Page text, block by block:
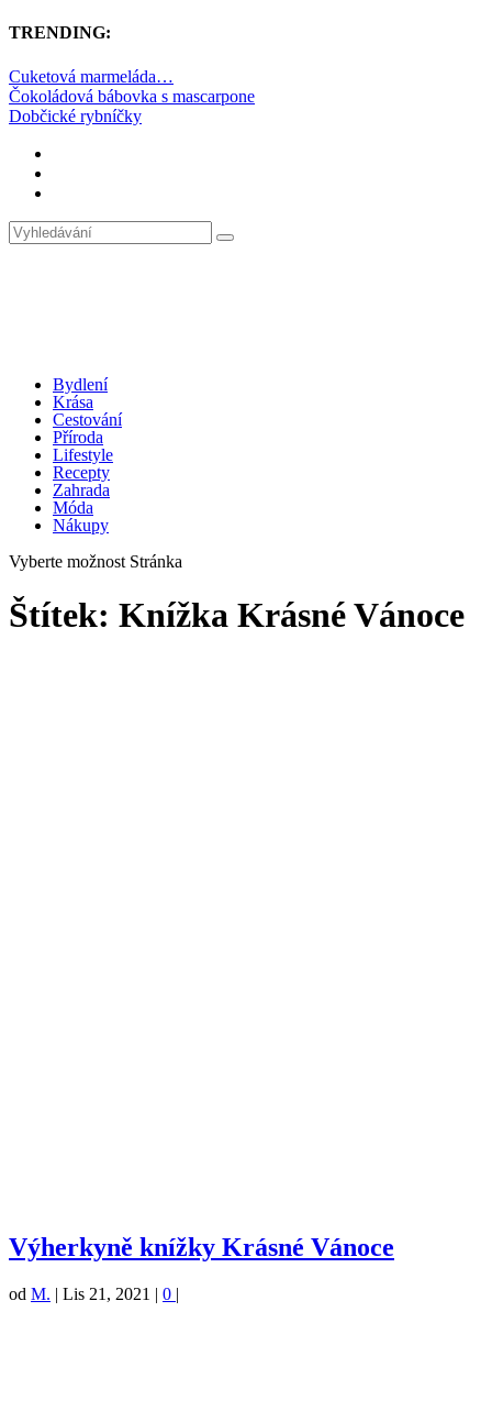
TRENDING:
Cuketová marmeláda…
Čokoládová bábovka s mascarpone
Dobčické rybníčky
Bydlení
Krása
Cestování
Příroda
Lifestyle
Recepty
Zahrada
Móda
Nákupy
Vyberte možnost Stránka
Štítek: Knížka Krásné Vánoce
Výherkyně knížky Krásné Vánoce
od M. | Lis 21, 2021 | 0 |